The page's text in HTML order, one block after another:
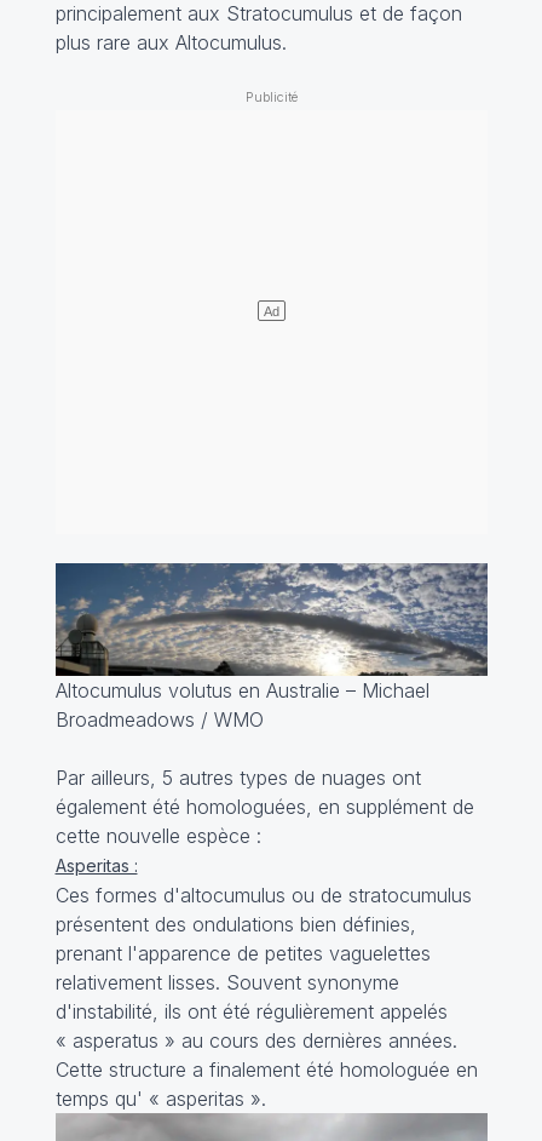
principalement aux Stratocumulus et de façon
plus rare aux Altocumulus.
Altocumulus volutus en Australie – Michael
Broadmeadows / WMO
Par ailleurs, 5 autres types de nuages ont
également été homologuées, en supplément de
cette nouvelle espèce :
Asperitas :
Ces formes d'altocumulus ou de stratocumulus
présentent des ondulations bien définies,
prenant l'apparence de petites vaguelettes
relativement lisses. Souvent synonyme
d'instabilité, ils ont été régulièrement appelés
« asperatus » au cours des dernières années.
Cette structure a finalement été homologuée en
temps qu' « asperitas ».